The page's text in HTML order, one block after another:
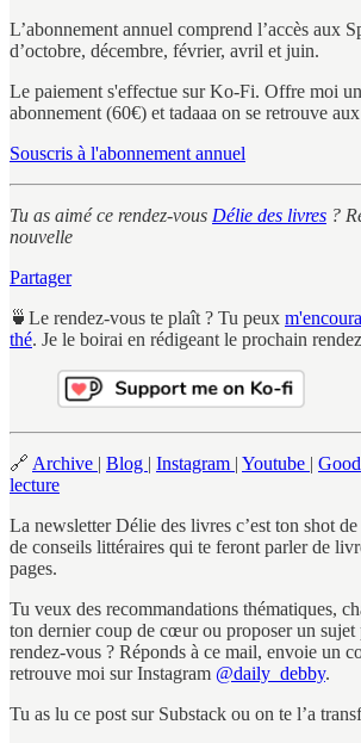
L’abonnement annuel comprend l’accès aux
d’octobre, décembre, février, avril et juin.
Le paiement s'effectue sur Ko-Fi. Offre moi
abonnement (60€) et tadaaa on se retrouve
Souscris à l'abonnement annuel
Tu as aimé ce rendez-vous Délie des livres ?
nouvelle
Partager
🍵Le rendez-vous te plaît ? Tu peux
thé. Je le boirai en rédigeant le prochain
🔗 Archive Blog Instagram Youtube
lecture
La newsletter Délie des livres c’est ton shot
de conseils littéraires qui te feront parler de
pages.
Tu veux des recommandations thématiques,
ton dernier coup de cœur ou proposer un
rendez-vous ? Réponds à ce mail, envoie un
retrouve moi sur Instagram @daily_debby.
Tu as lu ce post sur Substack ou on te l’a